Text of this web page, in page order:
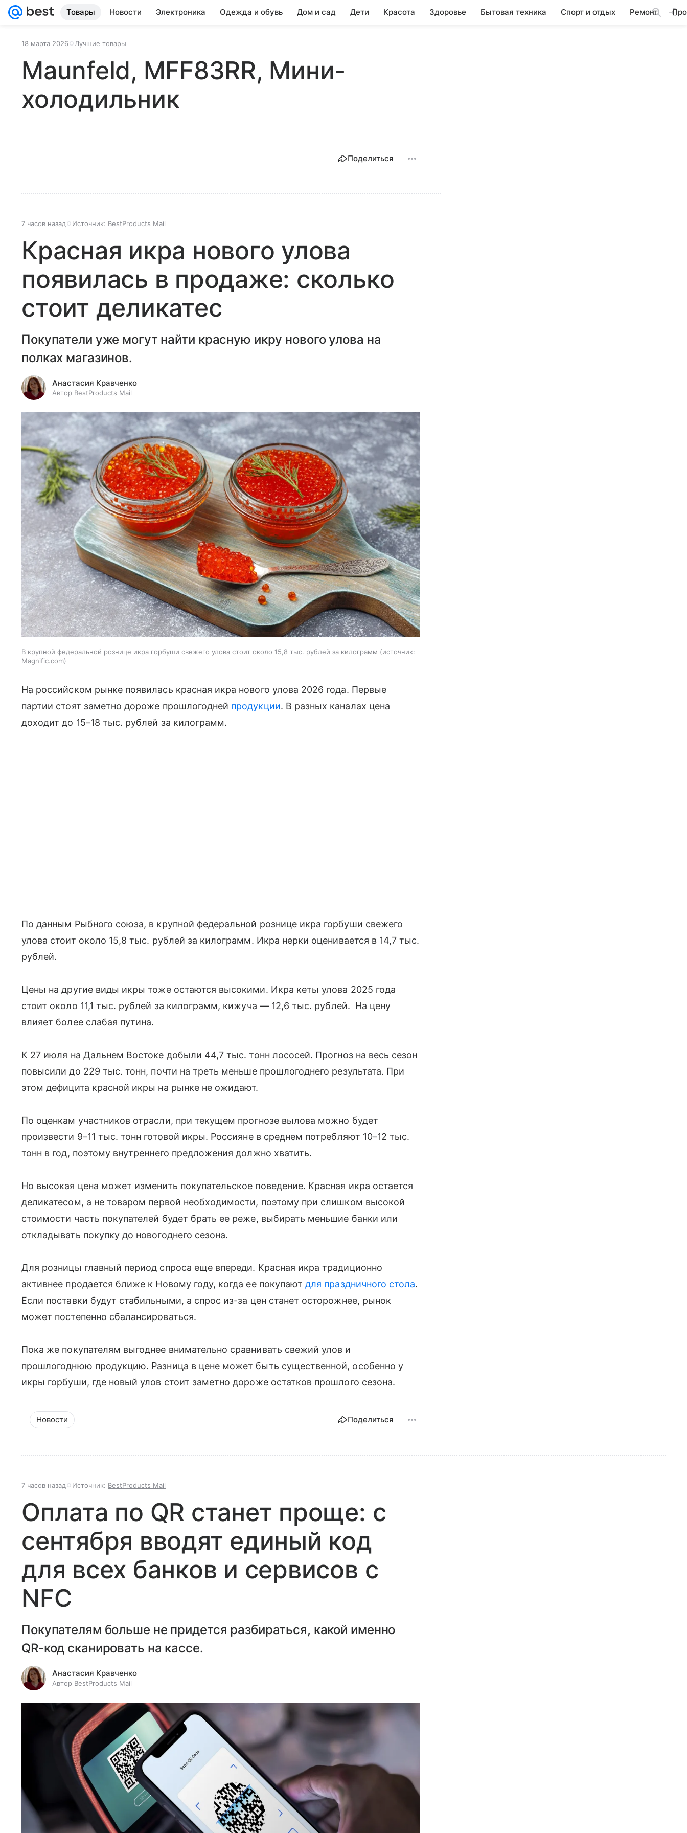
Товары Новости Электроника Одежда и обувь Дом и сад Дети Красота Здоровье Бытовая техника Спорт и отдых Ремонт
18 марта 2026 Лучшие товары
Maunfeld, MFF83RR, Мини-
холодильник
Поделиться
7 часов назад Источник: BestProducts Mail
Красная икра нового улова
появилась в продаже: сколько
стоит деликатес
Покупатели уже могут найти красную икру нового улова на
полках магазинов.
Анастасия Кравченко
Автор BestProducts Mail
В крупной федеральной рознице икра горбуши свежего улова стоит около 15,8 тыс. рублей за килограмм
источник:
Magnific.com
На российском рынке появилась красная икра нового улова 2026 года. Первые
партии стоят заметно дороже прошлогодней продукции. В разных каналах цена
доходит до 15–18 тыс. рублей за килограмм.
По данным Рыбного союза, в крупной федеральной рознице икра горбуши свежего
улова стоит около 15,8 тыс. рублей за килограмм. Икра нерки оценивается в 14,7 тыс.
рублей.
Цены на другие виды икры тоже остаются высокими. Икра кеты улова 2025 года
стоит около 11,1 тыс. рублей за килограмм, кижуча — 12,6 тыс. рублей. На цену
влияет более слабая путина.
К 27 июля на Дальнем Востоке добыли 44,7 тыс. тонн лососей. Прогноз на весь сезон
повысили до 229 тыс. тонн, почти на треть меньше прошлогоднего результата. При
этом дефицита красной икры на рынке не ожидают.
По оценкам участников отрасли, при текущем прогнозе вылова можно будет
произвести 9–11 тыс. тонн готовой икры. Россияне в среднем потребляют 10–12 тыс.
тонн в год, поэтому внутреннего предложения должно хватить.
Но высокая цена может изменить покупательское поведение. Красная икра остается
деликатесом, а не товаром первой необходимости, поэтому при слишком высокой
стоимости часть покупателей будет брать ее реже, выбирать меньшие банки или
откладывать покупку до новогоднего сезона.
Для розницы главный период спроса еще впереди. Красная икра традиционно
активнее продается ближе к Новому году, когда ее покупаютдля праздничного стола.
Если поставки будут стабильными, а спрос из-за цен станет осторожнее, рынок
может постепенно сбалансироваться.
Пока же покупателям выгоднее внимательно сравнивать свежий улов и
прошлогоднюю продукцию. Разница в цене может быть существенной, особенно у
икры горбуши, где новый улов стоит заметно дороже остатков прошлого сезона.
Новости Поделиться
7 часов назад Источник: BestProducts Mail
Оплата по QR станет проще: с
сентября вводят единый код
для всех банков и сервисов с
NFC
Покупателям больше не придется разбираться, какой именно
QR-код сканировать на кассе.
Анастасия Кравченко
Автор BestProducts Mail